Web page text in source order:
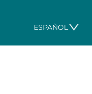
ESPAÑOL